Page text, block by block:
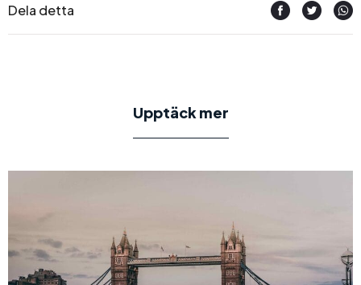
Dela detta
Upptäck mer